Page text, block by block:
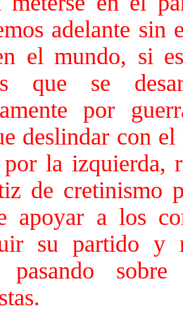
adelante
el mundo, si
que se
por
deslindar con
la izquierda,
de cretinismo
apoyar a los
su partido y
pasando